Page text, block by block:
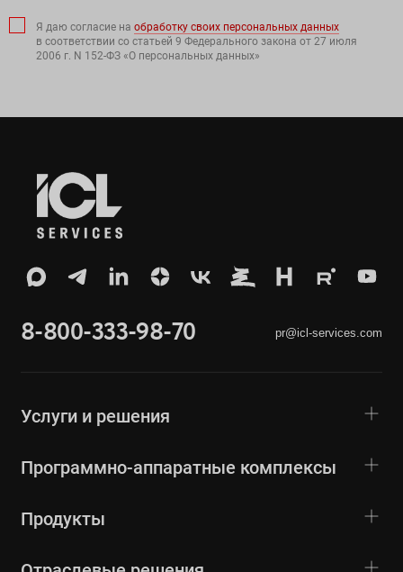
Я даю согласие на обработку своих персональных данных
в соответствии со статьей 9 Федерального закона от 27 июля
2006 г. N 152-ФЗ «О персональных данных»
8-800-333-98-70 pr@icl-services.com
Услуги и решения
Программно-аппаратные комплексы
Продукты